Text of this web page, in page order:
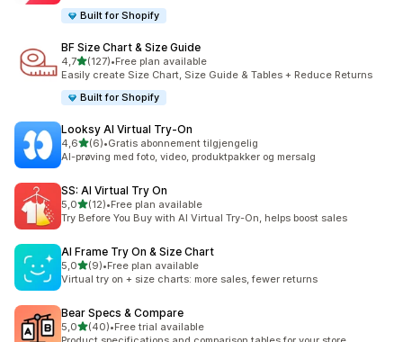
Built for Shopify
BF Size Chart & Size Guide
4,7av 5 stjerner
(127)
Totalt 127 omtaler
•Free plan available
Easily create Size Chart, Size Guide & Tables + Reduce Returns
Built for Shopify
Looksy AI Virtual Try‑On
4,6av 5 stjerner
(6)
Totalt 6 omtaler
•Gratis abonnement tilgjengelig
AI-prøving med foto, video, produktpakker og mersalg
SS: AI Virtual Try On
5,0av 5 stjerner
(12)
Totalt 12 omtaler
•Free plan available
Try Before You Buy with AI Virtual Try-On, helps boost sales
AI Frame Try On & Size Chart
5,0av 5 stjerner
(9)
Totalt 9 omtaler
•Free plan available
Virtual try on + size charts: more sales, fewer returns
Bear Specs & Compare
5,0av 5 stjerner
(40)
Totalt 40 omtaler
•Free trial available